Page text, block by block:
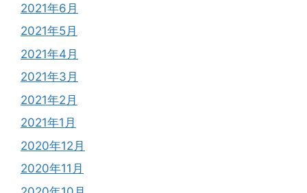
2021年6月
2021年5月
2021年4月
2021年3月
2021年2月
2021年1月
2020年12月
2020年11月